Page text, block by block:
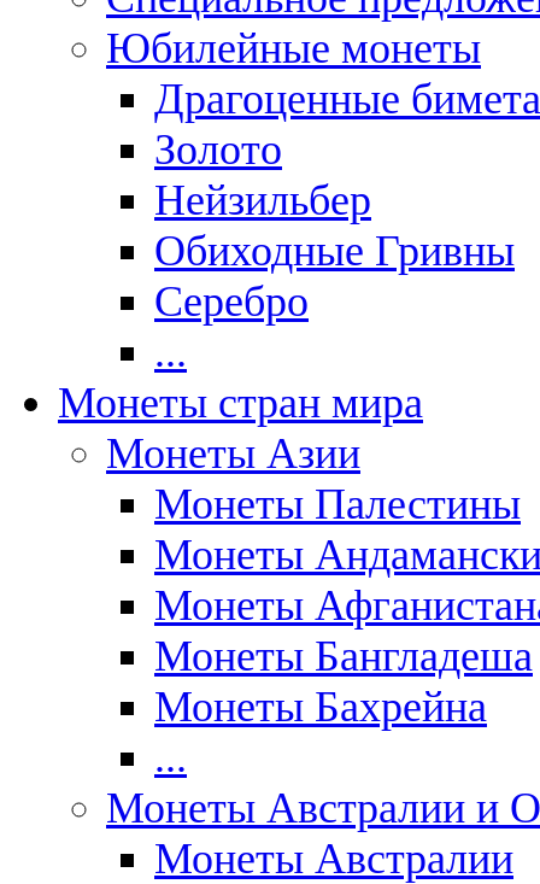
Юбилейные монеты
Драгоценные
Золото
Нейзильбер
Обиходные Гривны
Серебро
...
Монеты стран мира
Монеты Азии
Монеты Палестины
Монеты
Монеты
Монеты Бангладеша
Монеты Бахрейна
...
Монеты Австралии и
Монеты Австралии